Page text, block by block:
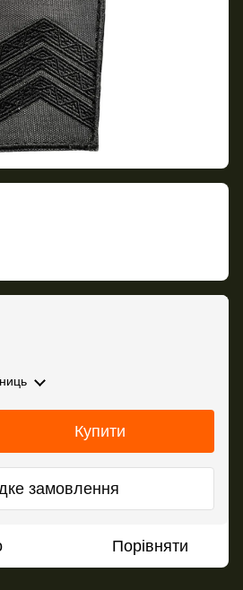
Купити
замовлення
Порівняти